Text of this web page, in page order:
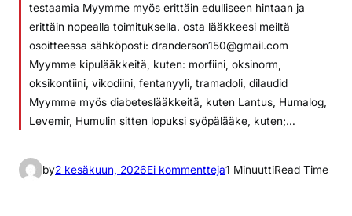
testaamia Myymme myös erittäin edulliseen hintaan ja
erittäin nopealla toimituksella. osta lääkkeesi meiltä
osoitteessa sähköposti: dranderson150@gmail.com
Myymme kipulääkkeitä, kuten: morfiini, oksinorm,
oksikontiini, vikodiini, fentanyyli, tramadoli, dilaudid
Myymme myös diabeteslääkkeitä, kuten Lantus, Humalog,
Levemir, Humulin sitten lopuksi syöpälääke, kuten;…
by2 kesäkuun, 2026Ei kommenttejaa
1 MinuuttiRead Time